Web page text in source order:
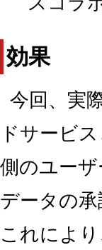
効果
今回、実
ドサービ
側のユー
データの
これによ